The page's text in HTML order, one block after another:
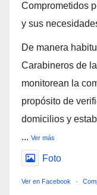
Comprometidos
y sus
De manera
Carabineros de
monitorean la
propósito de
domicilios y
... Ver más
Foto
Ver en Facebook ·